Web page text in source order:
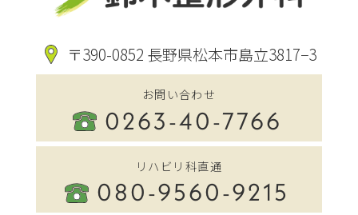
〒390-0852 長野県松本市島立3817−3
お問い合わせ
0263-40-7766
リハビリ科直通
080-9560-9215